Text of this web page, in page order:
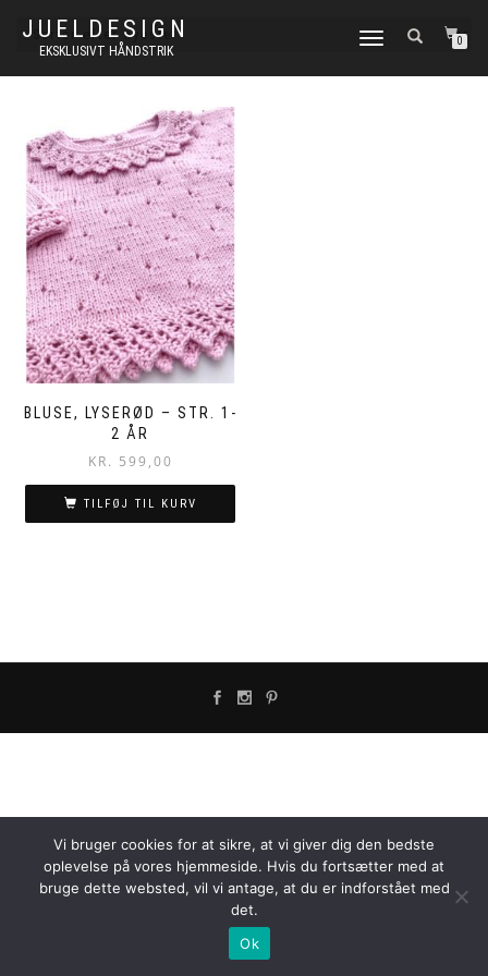
JUELDESIGN
EKSKLUSIVT HÅNDSTRIK
FLIP
0
BLUSE, LYSERØD – STR. 1-
2 ÅR
KR. 599,00
TILFØJ TIL KURV
Vi bruger cookies for at sikre, at vi giver dig den bedste
oplevelse på vores hjemmeside. Hvis du fortsætter med at
bruge dette websted, vil vi antage, at du er indforstået med
det.
Ok